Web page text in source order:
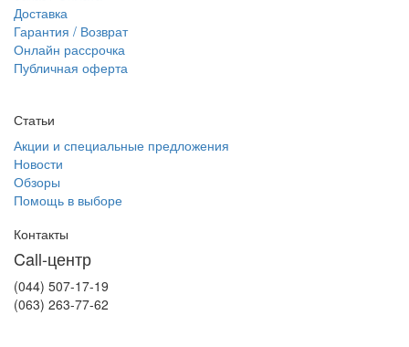
Доставка
Гарантия / Возврат
Онлайн рассрочка
Публичная оферта
Статьи
Акции и специальные предложения
Новости
Обзоры
Помощь в выборе
Контакты
Call-центр
(044) 507-17-19
(063) 263-77-62